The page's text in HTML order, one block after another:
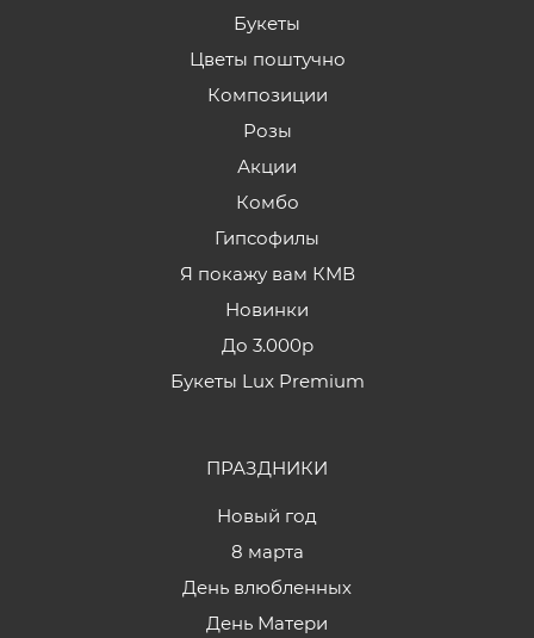
Букеты
Цветы поштучно
Композиции
Розы
Акции
Комбо
Гипсофилы
Я покажу вам КМВ
Новинки
До 3.000р
Букеты Lux Premium
ПРАЗДНИКИ
Новый год
8 марта
День влюбленных
День Матери